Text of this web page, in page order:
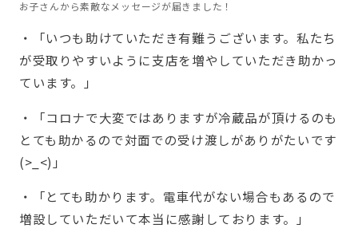
お子さんから素敵なメッセージが届きました！
・「いつも助けていただき有難うございます。私たち
が受取りやすいように支店を増やしていただき助かっ
ています。」
・「コロナで大変ではありますが冷蔵品が頂けるのも
とても助かるので対面での受け渡しがありがたいです
(>_<)」
・「とても助かります。電車代がない場合もあるので
増設していただいて本当に感謝しております。」